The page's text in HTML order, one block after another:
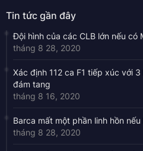
Tin tức gần đây
Đội hình của các CLB lớn nếu có
tháng 8 28, 2020
Xác định 112 ca F1 tiếp xúc với
đám tang
tháng 8 16, 2020
Barca mất một phần linh hồn
tháng 8 28, 2020